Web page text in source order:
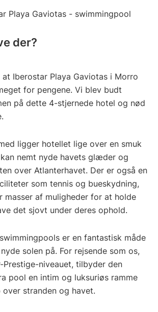
der?
Iberostar Playa Gaviotas i Morro
for pengene. Vi blev budt
på dette 4-stjernede hotel og nød
ligger hotellet lige over en smuk
nemt nyde havets glæder og
over Atlanterhavet. Der er også en
som tennis og bueskydning,
masser af muligheder for at holde
det sjovt under deres ophold.
er en fantastisk måde
solen på. For rejsende som os,
niveauet, tilbyder den
pool en intim og luksuriøs ramme
stranden og havet.